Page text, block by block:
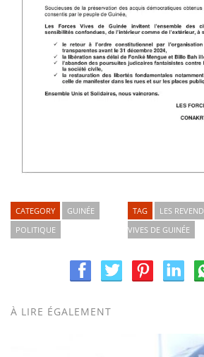
CATEGORY
GUINÉE
POLITIQUE
TAG
LES
VIVES DE GUINÉE
À LIRE ÉGALEMENT